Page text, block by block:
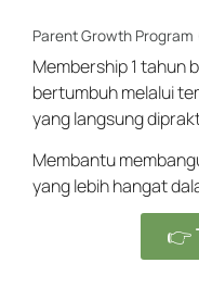
Parent Growth Program
Membership 1 tahun
bertumbuh melalui
yang langsung
Membantu
yang lebih hangat
👉